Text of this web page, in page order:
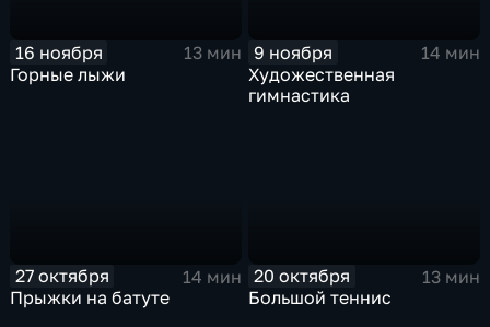
16 ноября
13 мин
Горные лыжи
9 ноября
14 мин
Художественная
гимнастика
27 октября
14 мин
Прыжки на батуте
20 октября
13 мин
Большой теннис